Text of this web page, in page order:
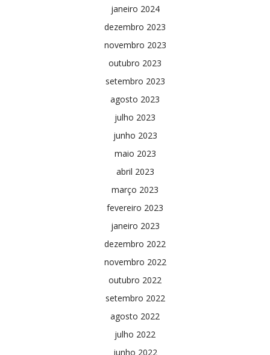
janeiro 2024
dezembro 2023
novembro 2023
outubro 2023
setembro 2023
agosto 2023
julho 2023
junho 2023
maio 2023
abril 2023
março 2023
fevereiro 2023
janeiro 2023
dezembro 2022
novembro 2022
outubro 2022
setembro 2022
agosto 2022
julho 2022
junho 2022